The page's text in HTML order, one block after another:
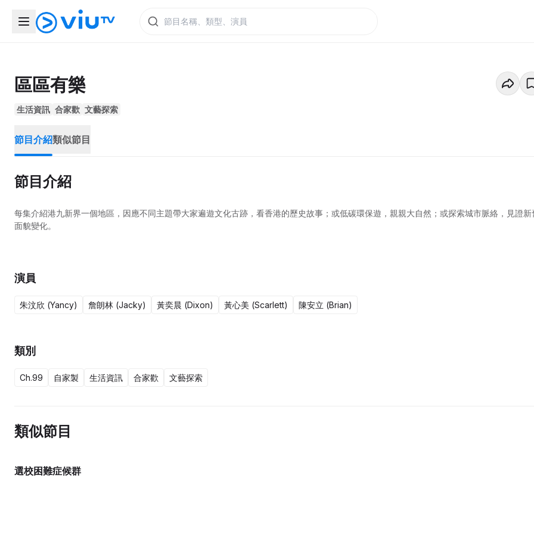
區區有樂
生活資訊 合家歡 文藝探索
節目介紹類似節目
節目介紹
每集介紹港九新界一個地區，因應不同主題帶大家遍遊文化古跡，看香港的歷史故事；或低碳環保遊，親親大自然；或探索城市脈絡，見證新
面貌變化。
演員
朱汶欣 (Yancy) 詹朗林 (Jacky) 黃奕晨 (Dixon) 黃心美 (Scarlett) 陳安立 (Brian)
類別
Ch.99 自家製 生活資訊 合家歡 文藝探索
類似節目
選校困難症候群